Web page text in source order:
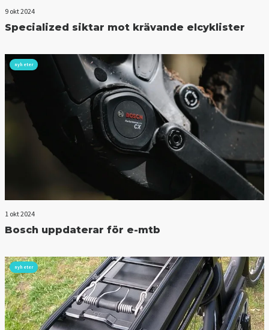
9 okt 2024
Specialized siktar mot krävande elcyklister
nyheter
1 okt 2024
Bosch uppdaterar för e-mtb
nyheter